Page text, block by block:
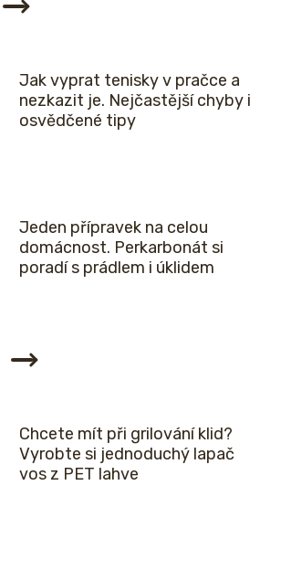
Jak vyprat tenisky v pračce a
nezkazit je. Nejčastější chyby i
osvědčené tipy
Jeden přípravek na celou
domácnost. Perkarbonát si
poradí s prádlem i úklidem
Chcete mít při grilování klid?
Vyrobte si jednoduchý lapač
vos z PET lahve